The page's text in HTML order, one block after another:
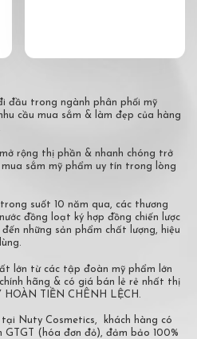
đầu trong ngành phân phối mỹ
cầu mua sắm & làm đẹp của hàng
rộng thị phần & nhanh chóng trở
sắm mỹ phẩm uy tín trong lòng
suốt 10 năm qua, các thương
đồng loạt ký hợp đồng chiến lược
những sản phẩm chất lượng, hiệu
lớn từ các tập đoàn mỹ phẩm lớn
hãng & có giá bán lẻ rẻ nhất thị
TIỀN CHÊNH LỆCH.
Nuty Cosmetics, khách hàng có
GTGT (hóa đơn đỏ), đảm bảo 100%